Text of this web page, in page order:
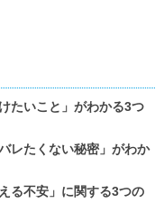
たいこと」がわかる3つ
レたくない秘密」がわか
る不安」に関する3つの